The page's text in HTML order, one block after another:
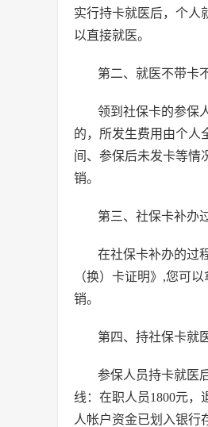
实行持卡就医后，个人
以直接就医。
第二、就医不带卡
领到社保卡的参保
的，所发生费用由个人
间、参保后未发卡等情
销。
第三、社保卡补办
在社保卡补办的过
（换）卡证明》,您可
销。
第四、持社保卡就
参保人员持卡就医
线：在职人员1800元，
人帐户资金已划入银行